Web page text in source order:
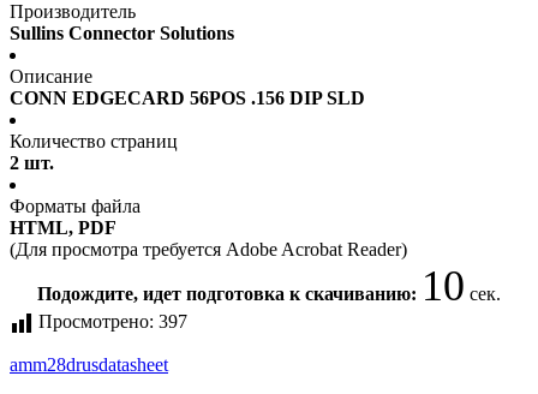
Производитель
Sullins Connector Solutions
Описание
CONN EDGECARD 56POS .156 DIP SLD
Количество страниц
2 шт.
Форматы файла
HTML, PDF
(Для просмотра требуется Adobe Acrobat Reader)
Подождите, идет подготовка к скачиванию: 10 сек.
Просмотрено: 397
amm28drusdatasheet